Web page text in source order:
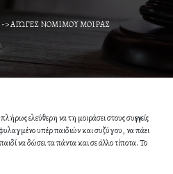
->ΑΓΩΓΕΣ ΝΟΜΙΜΟΥ ΜΟΙΡΑΣ
ελεύθερη να τη μοιράσει στους συγγενείς
υπέρ παιδιών και συζύγου, να πάει
να δώσει τα πάντα και σε άλλο τίποτα. Το